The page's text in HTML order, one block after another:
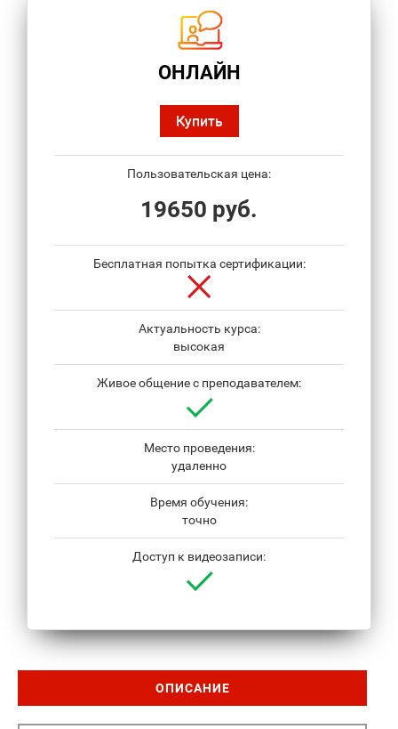
ОНЛАЙН
Купить
Пользовательская цена:
19650 руб.
Бесплатная попытка сертификации:
Актуальность курса:
высокая
Живое общение с преподавателем:
Место проведения:
удаленно
Время обучения:
точно
Доступ к видеозаписи:
ОПИСАНИЕ